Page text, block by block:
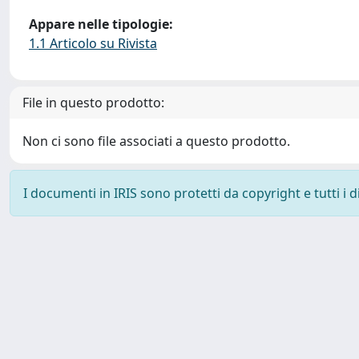
Appare nelle tipologie:
1.1 Articolo su Rivista
File in questo prodotto:
Non ci sono file associati a questo prodotto.
I documenti in IRIS sono protetti da copyright e tutti i